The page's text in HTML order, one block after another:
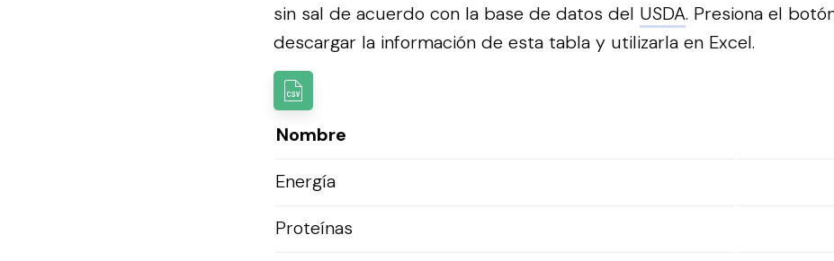
sin sal de acuerdo con la base de datos del USDA. Presiona el
descargar la información de esta tabla y utilizarla en Excel.
Nombre
Energía
Proteínas